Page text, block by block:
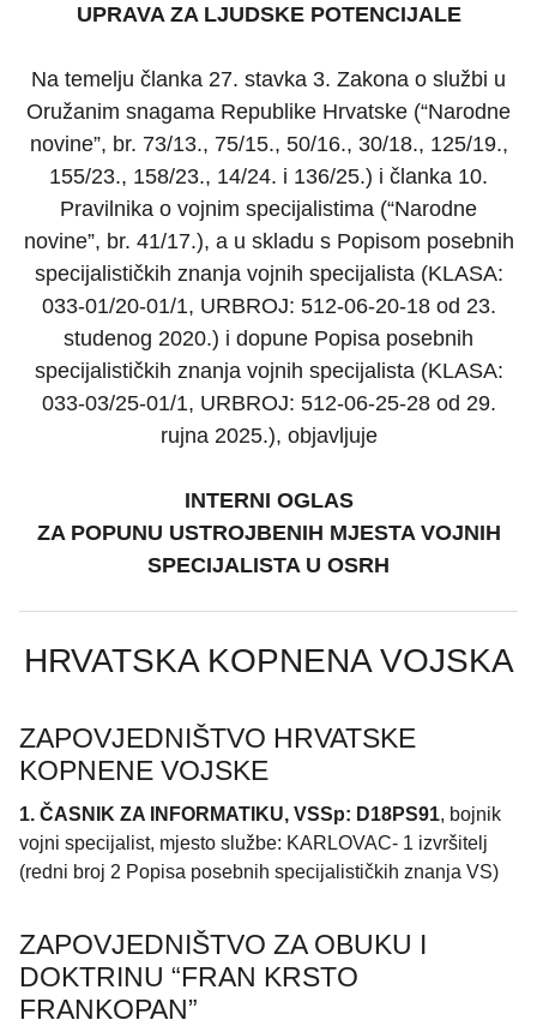
UPRAVA ZA LJUDSKE POTENCIJALE
Na temelju članka 27. stavka 3. Zakona o službi u
Oružanim snagama Republike Hrvatske (“Narodne
novine”, br. 73/13., 75/15., 50/16., 30/18., 125/19.,
155/23., 158/23., 14/24. i 136/25.) i članka 10.
Pravilnika o vojnim specijalistima (“Narodne
novine”, br. 41/17.), a u skladu s Popisom posebnih
specijalističkih znanja vojnih specijalista (KLASA:
033-01/20-01/1, URBROJ: 512-06-20-18 od 23.
studenog 2020.) i dopune Popisa posebnih
specijalističkih znanja vojnih specijalista (KLASA:
033-03/25-01/1, URBROJ: 512-06-25-28 od 29.
rujna 2025.), objavljuje
INTERNI OGLAS
ZA POPUNU USTROJBENIH MJESTA VOJNIH
SPECIJALISTA U OSRH
HRVATSKA KOPNENA VOJSKA
ZAPOVJEDNIŠTVO HRVATSKE
KOPNENE VOJSKE
1. ČASNIK ZA INFORMATIKU, VSSp: D18PS91, bojnik
vojni specijalist, mjesto službe: KARLOVAC- 1 izvršitelj
(redni broj 2 Popisa posebnih specijalističkih znanja VS)
ZAPOVJEDNIŠTVO ZA OBUKU I
DOKTRINU “FRAN KRSTO
FRANKOPAN”